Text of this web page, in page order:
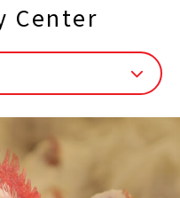
Center